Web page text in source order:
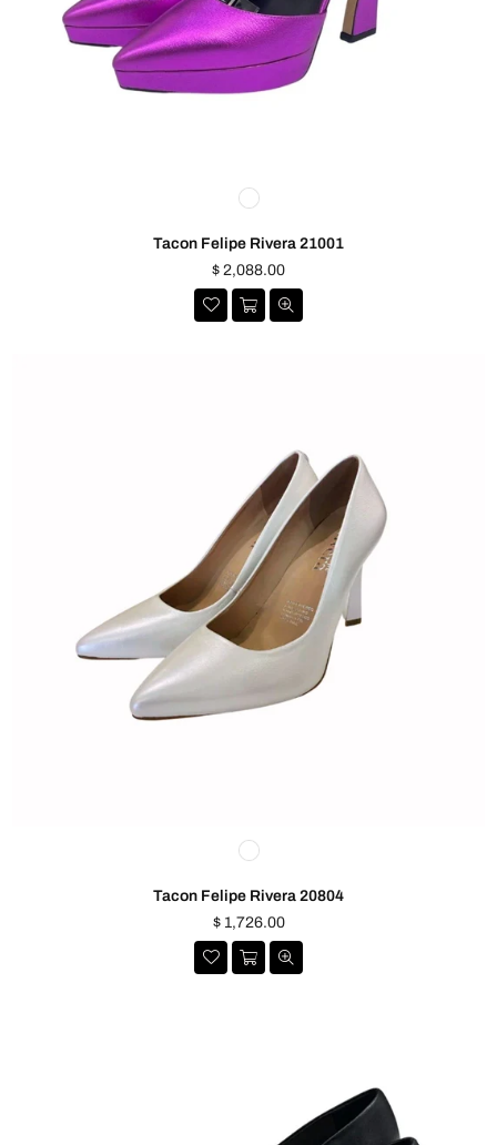
Tacon Felipe Rivera 21001
Precio
habitual
$ 2,088.00
Tacon Felipe Rivera 20804
Precio
habitual
$ 1,726.00